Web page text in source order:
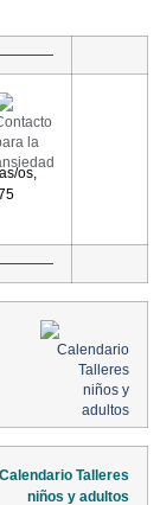
os,
Calendario Talleres
niños y adultos